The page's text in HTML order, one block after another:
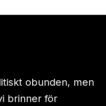
obunden, men
brinner för